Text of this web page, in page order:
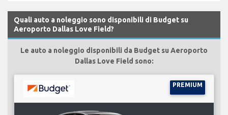
Quali auto a noleggio sono disponibili di Budget su
Aeroporto Dallas Love Field?
Le auto a noleggio disponibili da Budget su Aeroporto
Dallas Love Field sono:
PREMIUM